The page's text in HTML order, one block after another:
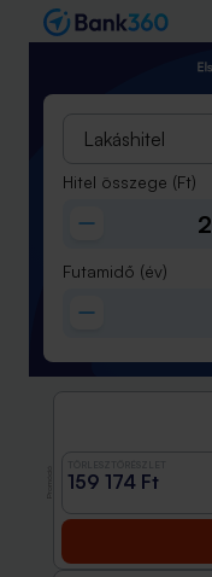
Lakáshitel
Hitel összege (Ft)
Futamidő (év)
159 174 Ft